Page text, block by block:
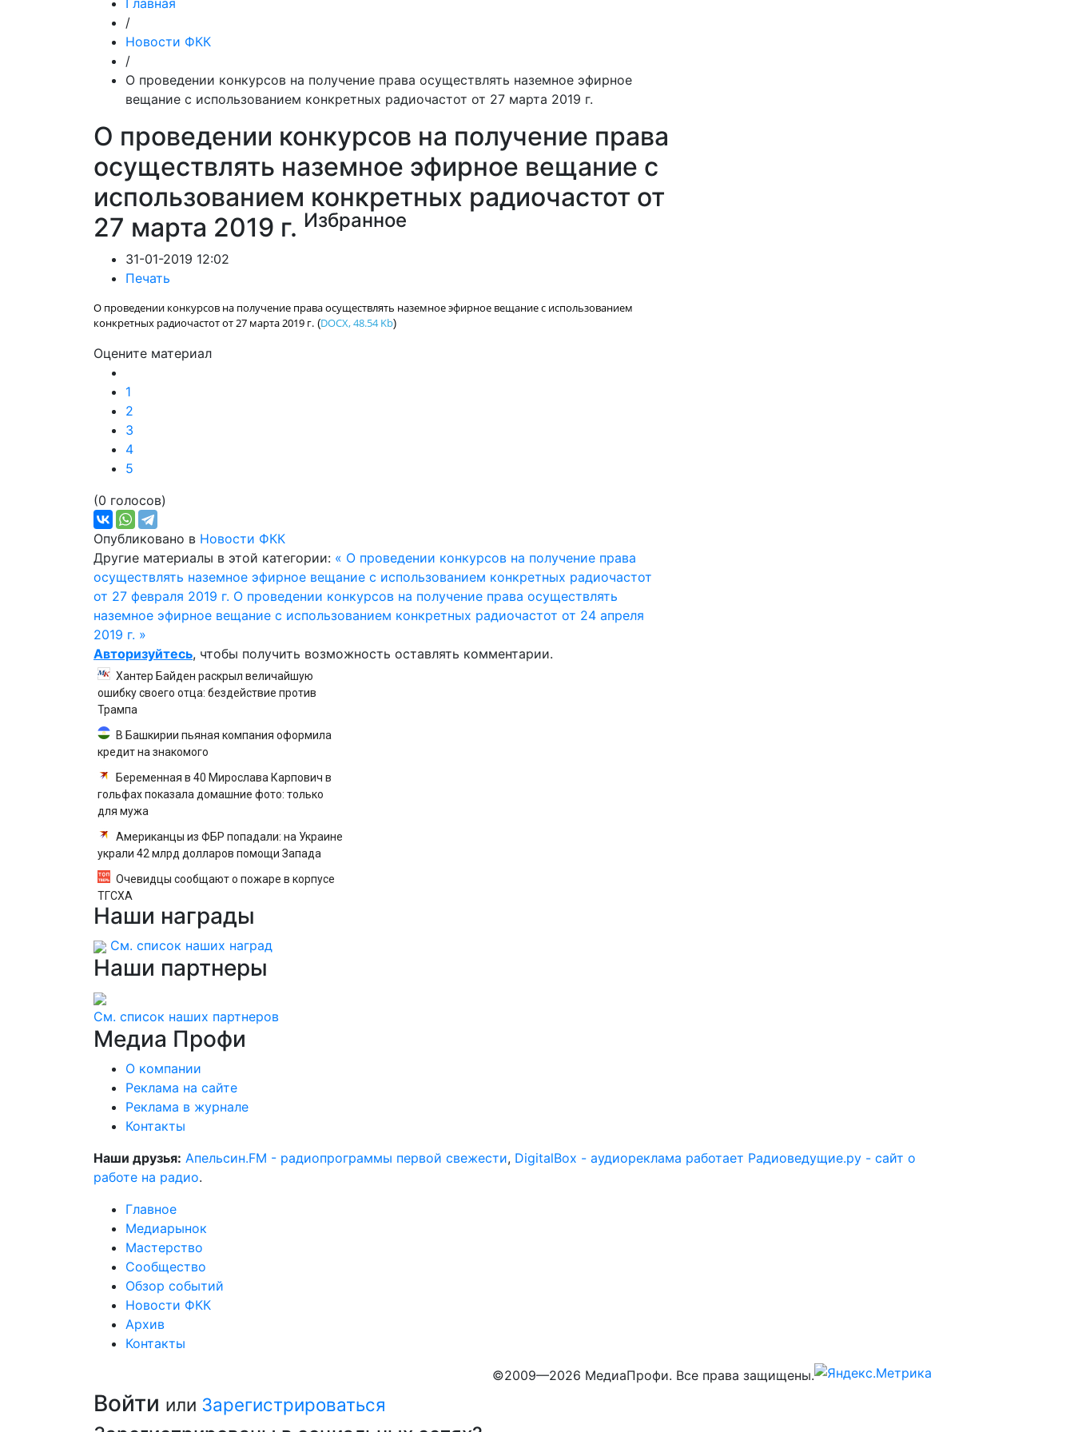
Главная
/
Новости ФКК
/
О проведении конкурсов на получение права осуществлять наземное эфирное
вещание с использованием конкретных радиочастот от 27 марта 2019 г.
О проведении конкурсов на получение права
осуществлять наземное эфирное вещание с
использованием конкретных радиочастот от
27 марта 2019 г. Избранное
31-01-2019 12:02
Печать
О проведении конкурсов на получение права осуществлять наземное эфирное вещание с использованием
конкретных радиочастот от 27 марта 2019 г. (DOCX, 48.54 Kb)
Оцените материал
1
2
3
4
5
(0 голосов)
Опубликовано в Новости ФКК
Другие материалы в этой категории: « О проведении конкурсов на получение права
осуществлять наземное эфирное вещание с использованием конкретных радиочастот
от 27 февраля 2019 г. О проведении конкурсов на получение права осуществлять
наземное эфирное вещание с использованием конкретных радиочастот от 24 апреля
2019 г. »
Авторизуйтесь, чтобы получить возможность оставлять комментарии.
Хантер Байден раскрыл величайшую
ошибку своего отца: бездействие против
Трампа
В Башкирии пьяная компания оформила
кредит на знакомого
Беременная в 40 Мирослава Карпович в
гольфах показала домашние фото: только
для мужа
Американцы из ФБР попадали: на Украине
украли 42 млрд долларов помощи Запада
Очевидцы сообщают о пожаре в корпусе
ТГСХА
Наши награды
См. список наших наград
Наши партнеры
См. список наших партнеров
Медиа Профи
О компании
Реклама на сайте
Реклама в журнале
Контакты
Наши друзья: Апельсин.FM - радиопрограммы первой свежести, DigitalBox - аудиореклама работает Радиоведущие.ру - сайт о
работе на радио.
Главное
Медиарынок
Мастерство
Сообщество
Обзор событий
Новости ФКК
Архив
Контакты
©2009—2026 МедиаПрофи. Все права защищены.
Войти или Зарегистрироваться